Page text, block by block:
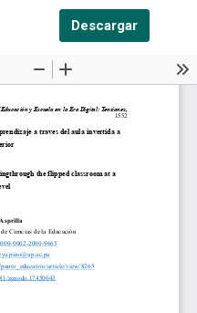
artículoDescargar